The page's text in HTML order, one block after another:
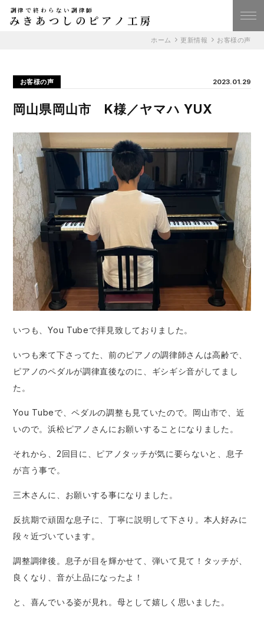
調律で終わらない調律師
みきあつしのピアノ工房
ホーム 更新情報 お客様の声
お客様の声 2023.01.29
岡山県岡山市 K様／ヤマハ YUX
いつも、You Tubeで拝見致しておりました。
いつも来て下さってた、前のピアノの調律師さんは高齢で、
ピアノのペダルが調律直後なのに、ギシギシ音がしてまし
た。
You Tubeで、ペダルの調整も見ていたので。岡山市で、近
いので。浜松ピアノさんにお願いすることになりました。
それから、2回目に、ピアノタッチが気に要らないと、息子
が言う事で。
三木さんに、お願いする事になりました。
反抗期で頑固な息子に、丁寧に説明して下さり。本人好みに
段々近づいています。
調整調律後。息子が目を輝かせて、弾いて見て！タッチが、
良くなり、音が上品になったよ！
と、喜んでいる姿が見れ。母として嬉しく思いました。